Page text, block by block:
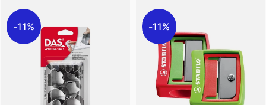
11% 11%